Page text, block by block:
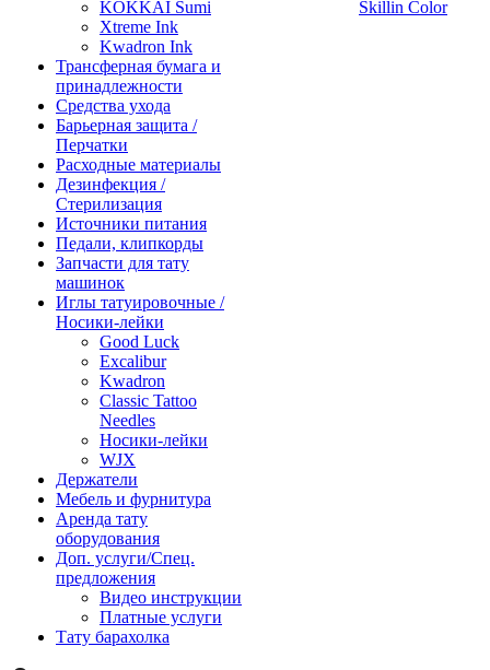
KOKKAI Sumi
Xtreme Ink
Kwadron Ink
Трансферная бумага и
принадлежности
Средства ухода
Барьерная защита /
Перчатки
Расходные материалы
Дезинфекция /
Стерилизация
Источники питания
Педали, клипкорды
Запчасти для тату
машинок
Иглы татуировочные /
Носики-лейки
Good Luck
Excalibur
Kwadron
Classic Tattoo
Needles
Носики-лейки
WJX
Держатели
Мебель и фурнитура
Аренда тату
оборудования
Доп. услуги/Спец.
предложения
Видео инструкции
Платные услуги
Тату барахолка
Skillin Color